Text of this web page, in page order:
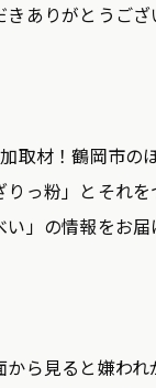
ありがとうござ
取材！鶴岡市の
っ粉」とそれ
」の情報をお届
ら見ると嫌われ